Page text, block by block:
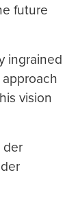
future
ingrained
vision
der